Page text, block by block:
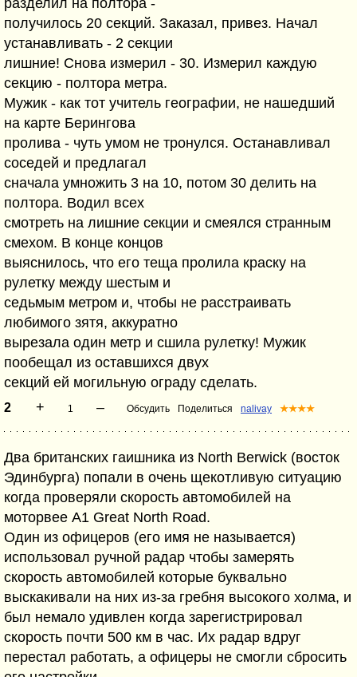
разделил на полтора -
получилось 20 секций. Заказал, привез. Начал
устанавливать - 2 секции
лишние! Снова измерил - 30. Измерил каждую
секцию - полтора метра.
Мужик - как тот учитель географии, не нашедший
на карте Берингова
пролива - чуть умом не тронулся. Останавливал
соседей и предлагал
сначала умножить 3 на 10, потом 30 делить на
полтора. Водил всех
смотреть на лишние секции и смеялся странным
смехом. В конце концов
выяснилось, что его теща пролила краску на
рулетку между шестым и
седьмым метром и, чтобы не расстраивать
любимого зятя, аккуратно
вырезала один метр и сшила рулетку! Мужик
пообещал из оставшихся двух
секций ей могильную ограду сделать.
2 + 1 – Обсудить Поделиться nalivay ★★★★
Два британских гаишника из North Berwick (восток
Эдинбурга) попали в очень щекотливую ситуацию
когда проверяли скорость автомобилей на
моторвее A1 Great North Road.
Один из офицеров (его имя не называется)
использовал ручной радар чтобы замерять
скорость автомобилей которые буквально
выскакивали на них из-за гребня высокого холма, и
был немало удивлен когда зарегистрировал
скорость почти 500 км в час. Их радар вдруг
перестал работать, а офицеры не смогли сбросить